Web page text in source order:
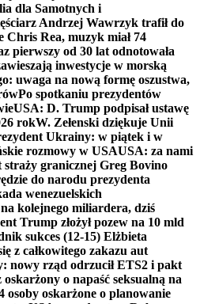
dla Samotnych i
Andrzej Wawrzyk trafił do
Chris Rea, muzyk miał 74
pierwszy od 30 lat odnotowała
inwestycje w morską
uwaga na nową formę oszustwa,
Po spotkaniu prezydentów
USA: D. Trump podpisał ustawę
rokW. Zełenski dziękuje Unii
Ukrainy: w piątek i w
rozmowy w USAUSA: za nami
straży granicznej Greg Bovino
do narodu prezydenta
wenezuelskich
kolejnego miliardera, dziś
Trump złożył pozew na 10 mld
sukces (12-15) Elżbieta
z całkowitego zakazu aut
nowy rząd odrzucił ETS2 i pakt
o napaść seksualną na
osoby oskarżone o planowanie